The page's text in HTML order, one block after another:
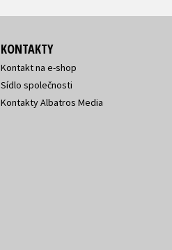
KONTAKTY
Kontakt na e-shop
Sídlo společnosti
Kontakty Albatros Media